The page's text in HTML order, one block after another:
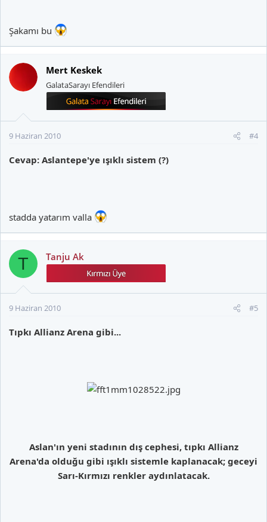
Şakamı bu
Mert Keskek
GalataSarayı Efendileri
9 Haziran 2010 #4
Cevap: Aslantepe'ye ışıklı sistem (?)
stadda yatarım valla
T Tanju Ak
9 Haziran 2010 #5
Tıpkı Allianz Arena gibi...
Aslan'ın yeni stadının dış cephesi, tıpkı Allianz
Arena'da olduğu gibi ışıklı sistemle kaplanacak; geceyi
Sarı-Kırmızı renkler aydınlatacak.